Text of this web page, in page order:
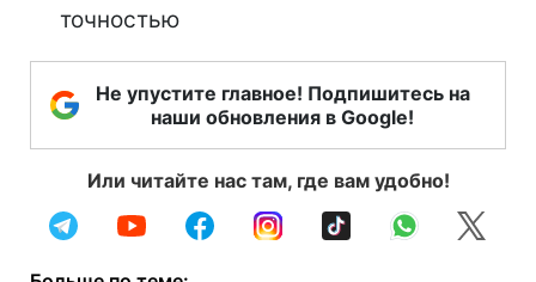
точностью
Не упустите главное! Подпишитесь на
наши обновления в Google!
Или читайте нас там, где вам удобно!